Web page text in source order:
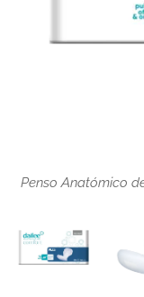
Penso Anatómico
Penso Anatómico